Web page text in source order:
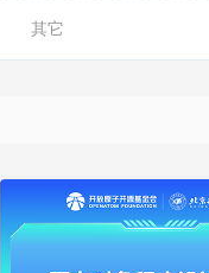
其它